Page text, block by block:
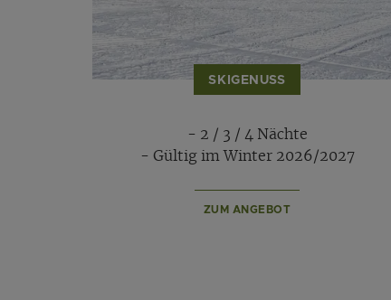
SKIGENUSS
- 2 / 3 / 4 Nächte
- Gültig im Winter 2026/2027
ZUM ANGEBOT